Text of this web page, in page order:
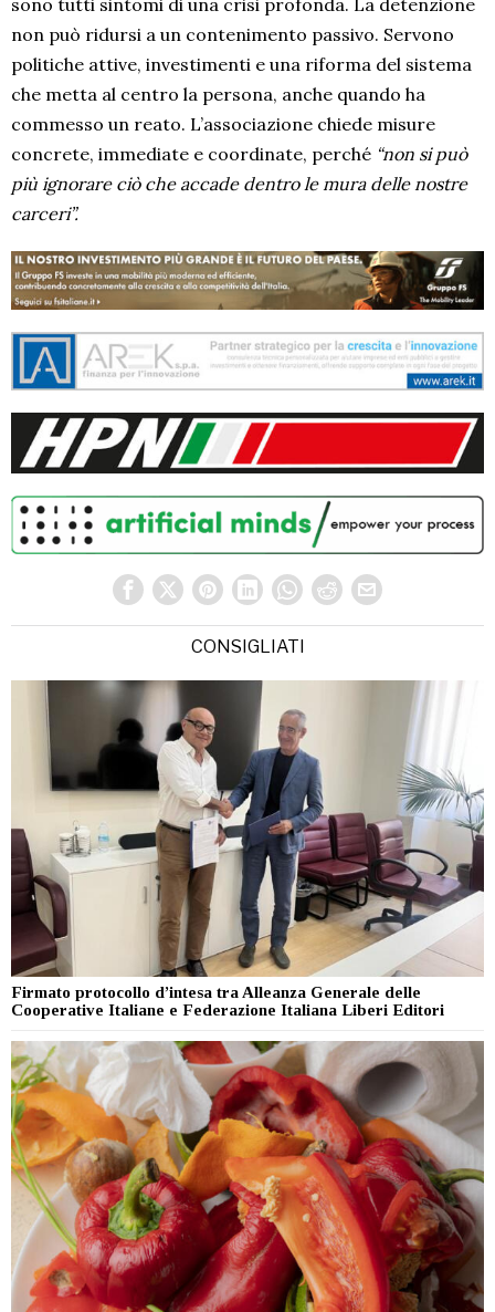
sono tutti sintomi di una crisi profonda. La detenzione
non può ridursi a un contenimento passivo. Servono
politiche attive, investimenti e una riforma del sistema
che metta al centro la persona, anche quando ha
commesso un reato. L’associazione chiede misure
concrete, immediate e coordinate, perché “non si può
più ignorare ciò che accade dentro le mura delle nostre
carceri”.
CONSIGLIATI
Firmato protocollo d’intesa tra Alleanza Generale delle
Cooperative Italiane e Federazione Italiana Liberi Editori